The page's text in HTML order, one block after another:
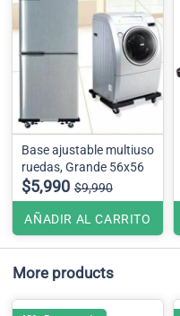
Base ajustable multiuso
ruedas, Grande 56x56
$5,990 $9,990
AÑADIR AL CARRITO
More products